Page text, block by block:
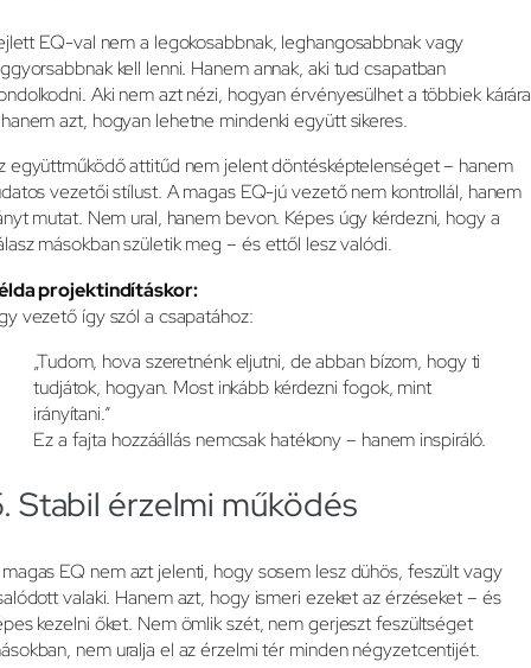
EQ-val nem a legokosabbnak, leghangosabbnak vagy
kell lenni. Hanem annak, aki tud csapatban
Aki nem azt nézi, hogyan érvényesülhet a többiek kárára
azt, hogyan lehetne mindenki együtt sikeres.
együttműködő attitűd nem jelent döntésképtelenséget – hanem
vezetői stílust. A magas EQ-jú vezető nem kontrollál, hanem
mutat. Nem ural, hanem bevon. Képes úgy kérdezni, hogy a
másokban születik meg – és ettől lesz valódi.
projektindításkor:
vezető így szól a csapatához:
„Tudom, hova szeretnénk eljutni, de abban bízom, hogy ti
tudjátok, hogyan. Most inkább kérdezni fogok, mint
irányítani.”
Ez a fajta hozzáállás nemcsak hatékony – hanem inspiráló.
Stabil érzelmi működés
EQ nem azt jelenti, hogy sosem lesz dühös, feszült vagy
valaki. Hanem azt, hogy ismeri ezeket az érzéseket – és
kezelni őket. Nem ömlik szét, nem gerjeszt feszültséget
nem uralja el az érzelmi tér minden négyzetcentijét.